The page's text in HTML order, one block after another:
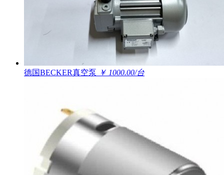
德国BECKER真空泵 ￥ 1000.00/台